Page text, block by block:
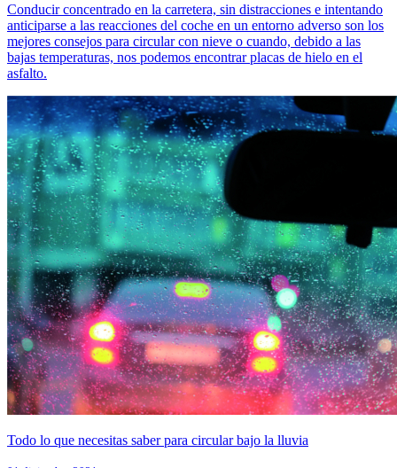
Conducir concentrado en la carretera, sin distracciones e intentando
anticiparse a las reacciones del coche en un entorno adverso son los
mejores consejos para circular con nieve o cuando, debido a las
bajas temperaturas, nos podemos encontrar placas de hielo en el
asfalto.
Todo lo que necesitas saber para circular bajo la lluvia